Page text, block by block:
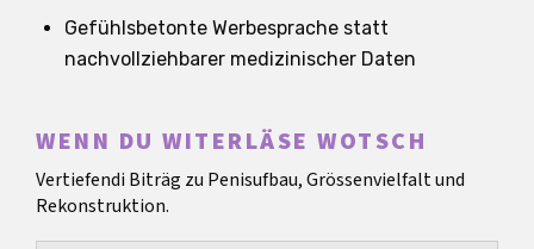
Gefühlsbetonte Werbesprache statt
nachvollziehbarer medizinischer Daten
WENN DU WITERLÄSE WOTSCH
Vertiefendi Biträg zu Penisufbau, Grössenvielfalt und
Rekonstruktion.